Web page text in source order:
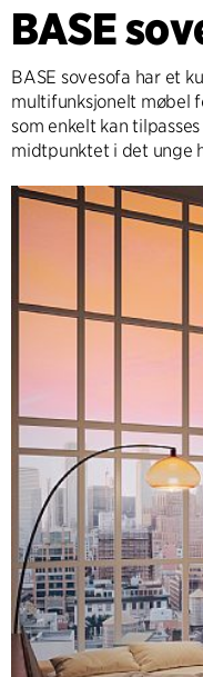
BASE
BASE sovesofa har et
multifunksjonelt møbel
som enkelt kan
midtpunktet i det unge